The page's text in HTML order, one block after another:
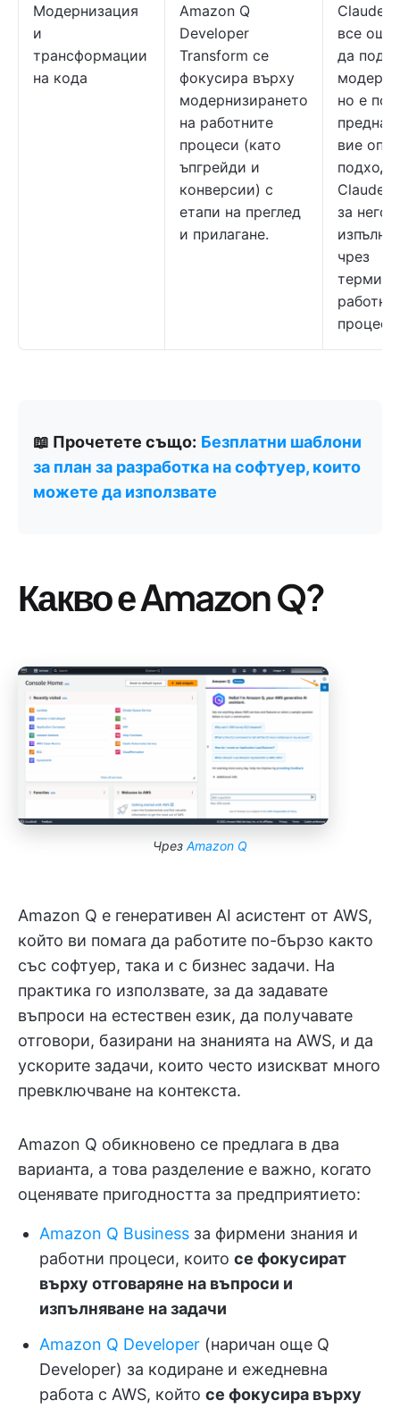
Модернизация
и
трансформации
на кода
Amazon Q
Developer
Transform се
фокусира върху
модернизирането
на работните
процеси (като
ъпгрейди и
конверсии) с
етапи на преглед
и прилагане.
Claude
все
да
но е
вие
Claude
за
чрез
работни
процеси.
📖 Прочетете също: Безплатни шаблони
за план за разработка на софтуер, които
можете да използвате
Какво е Amazon Q?
Чрез Amazon Q
Amazon Q е генеративен AI асистент от AWS,
който ви помага да работите по-бързо както
със софтуер, така и с бизнес задачи. На
практика го използвате, за да задавате
въпроси на естествен език, да получавате
отговори, базирани на знанията на AWS, и да
ускорите задачи, които често изискват много
превключване на контекста.
Amazon Q обикновено се предлага в два
варианта, а това разделение е важно, когато
оценявате пригодността за предприятието:
Amazon Q Business за фирмени знания и
работни процеси, които се фокусират
върху отговаряне на въпроси и
изпълняване на задачи
Amazon Q Developer (наричан още Q
Developer) за кодиране и ежедневна
работа с AWS, който се фокусира върху